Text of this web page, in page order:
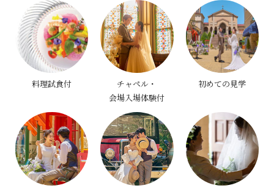
料理試食付
チャペル・
会場入場体験付
初めての見学